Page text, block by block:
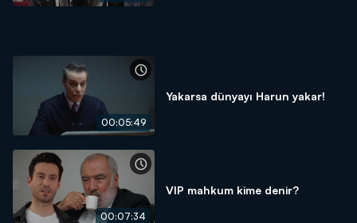
00:05:49
Yakarsa dünyayı Harun yakar!
00:07:34
VIP mahkum kime denir?